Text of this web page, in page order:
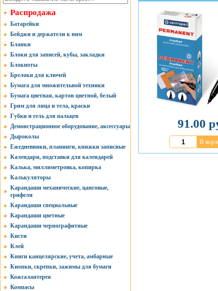
Распродажа
Батарейки
Бейджи и держатели к ним
Бланки
Блоки для записей, кубы, закладки
Блокноты
Брелоки для ключей
Бумага для множительной техники
Бумага цветная, картон цветной, белый
Грим для лица и тела, краски
Губки и гель для пальцев
Демонстрационное оборудование, аксессуары
Дыроколы
Ежедневники, планинги, книжки записные
Календари, подставки для календарей
Калька, миллиметровка, копирка
Калькуляторы
Карандаши механические, цанговые,
грифели
Карандаши специальные
Карандаши цветные
Карандаши чернографитные
Кисти
Клей
Книги канцелярские, учета, амбарные
Кнопки, скрепки, зажимы для бумаги
Кожгалантерея
Компасы
91.00
В